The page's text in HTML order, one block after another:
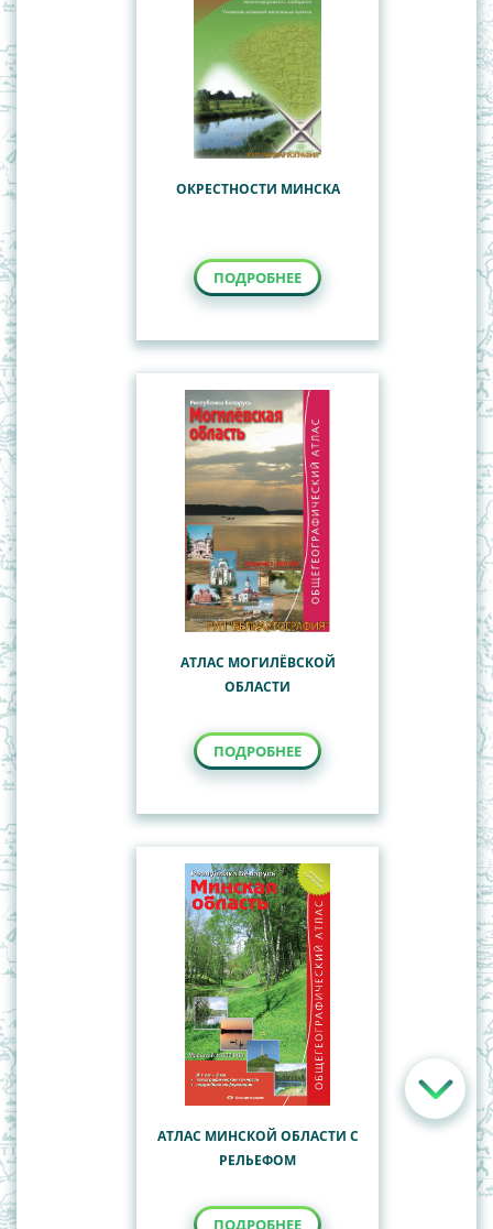
ОКРЕСТНОСТИ МИНСКА
ПОДРОБНЕЕ
АТЛАС МОГИЛЁВСКОЙ
ОБЛАСТИ
ПОДРОБНЕЕ
АТЛАС МИНСКОЙ ОБЛАСТИ С
РЕЛЬЕФОМ
ПОДРОБНЕЕ